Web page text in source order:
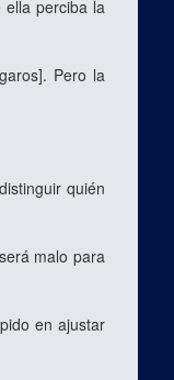
perciba la
Pero la
quién
malo para
en ajustar